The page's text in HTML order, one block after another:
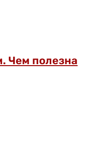
Чем полезна